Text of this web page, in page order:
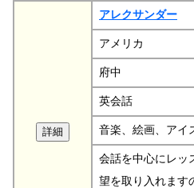
アレクサンダー
アメリカ
府中
英会話
音楽、絵画、アイ
会話を中心にレッ
望を取り入れます